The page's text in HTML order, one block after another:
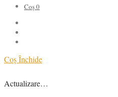
Coș0
CoșÎnchide
Actualizare…